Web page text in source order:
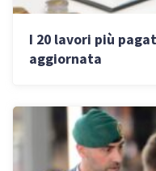
I 20 lavori più
aggiornata